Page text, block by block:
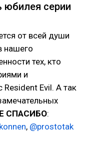
юбилея серии
от всей души
нашего
тех, кто
и
Evil. А так
СПАСИБО:
, @prostotak